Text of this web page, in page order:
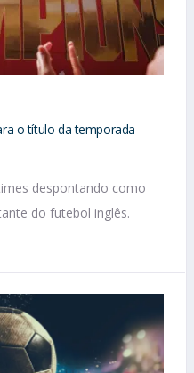
o título da temporada
despontando como
do futebol inglês.